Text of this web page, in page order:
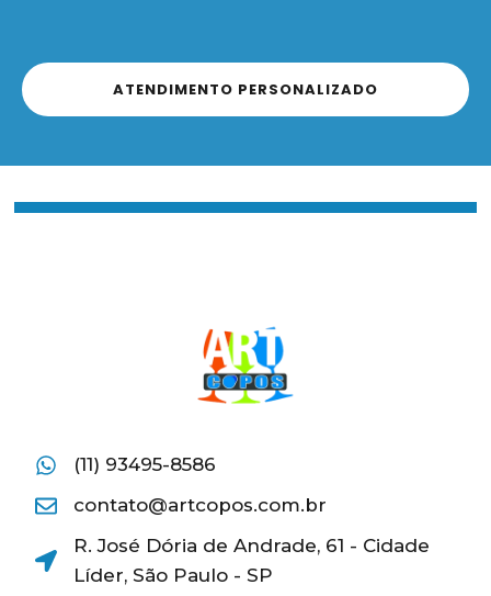
ATENDIMENTO PERSONALIZADO
(11) 93495-8586
contato@artcopos.com.br
R. José Dória de Andrade, 61 - Cidade
Líder, São Paulo - SP